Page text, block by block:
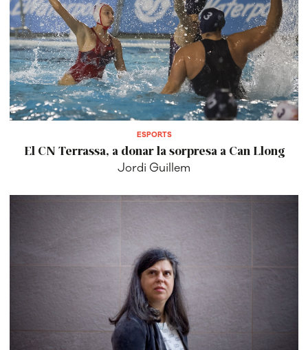
ESPORTS
El CN Terrassa, a donar la sorpresa a Can Llong
Jordi Guillem